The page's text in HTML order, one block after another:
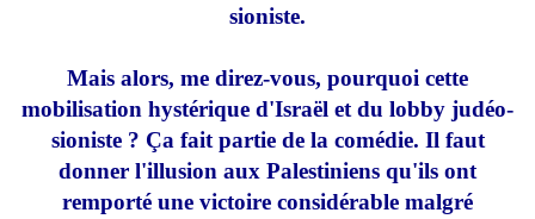
sioniste.
Mais alors, me direz-vous, pourquoi cette
mobilisation hystérique d'Israël et du lobby judéo-
sioniste ? Ça fait partie de la comédie. Il faut
donner l'illusion aux Palestiniens qu'ils ont
remporté une victoire considérable malgré